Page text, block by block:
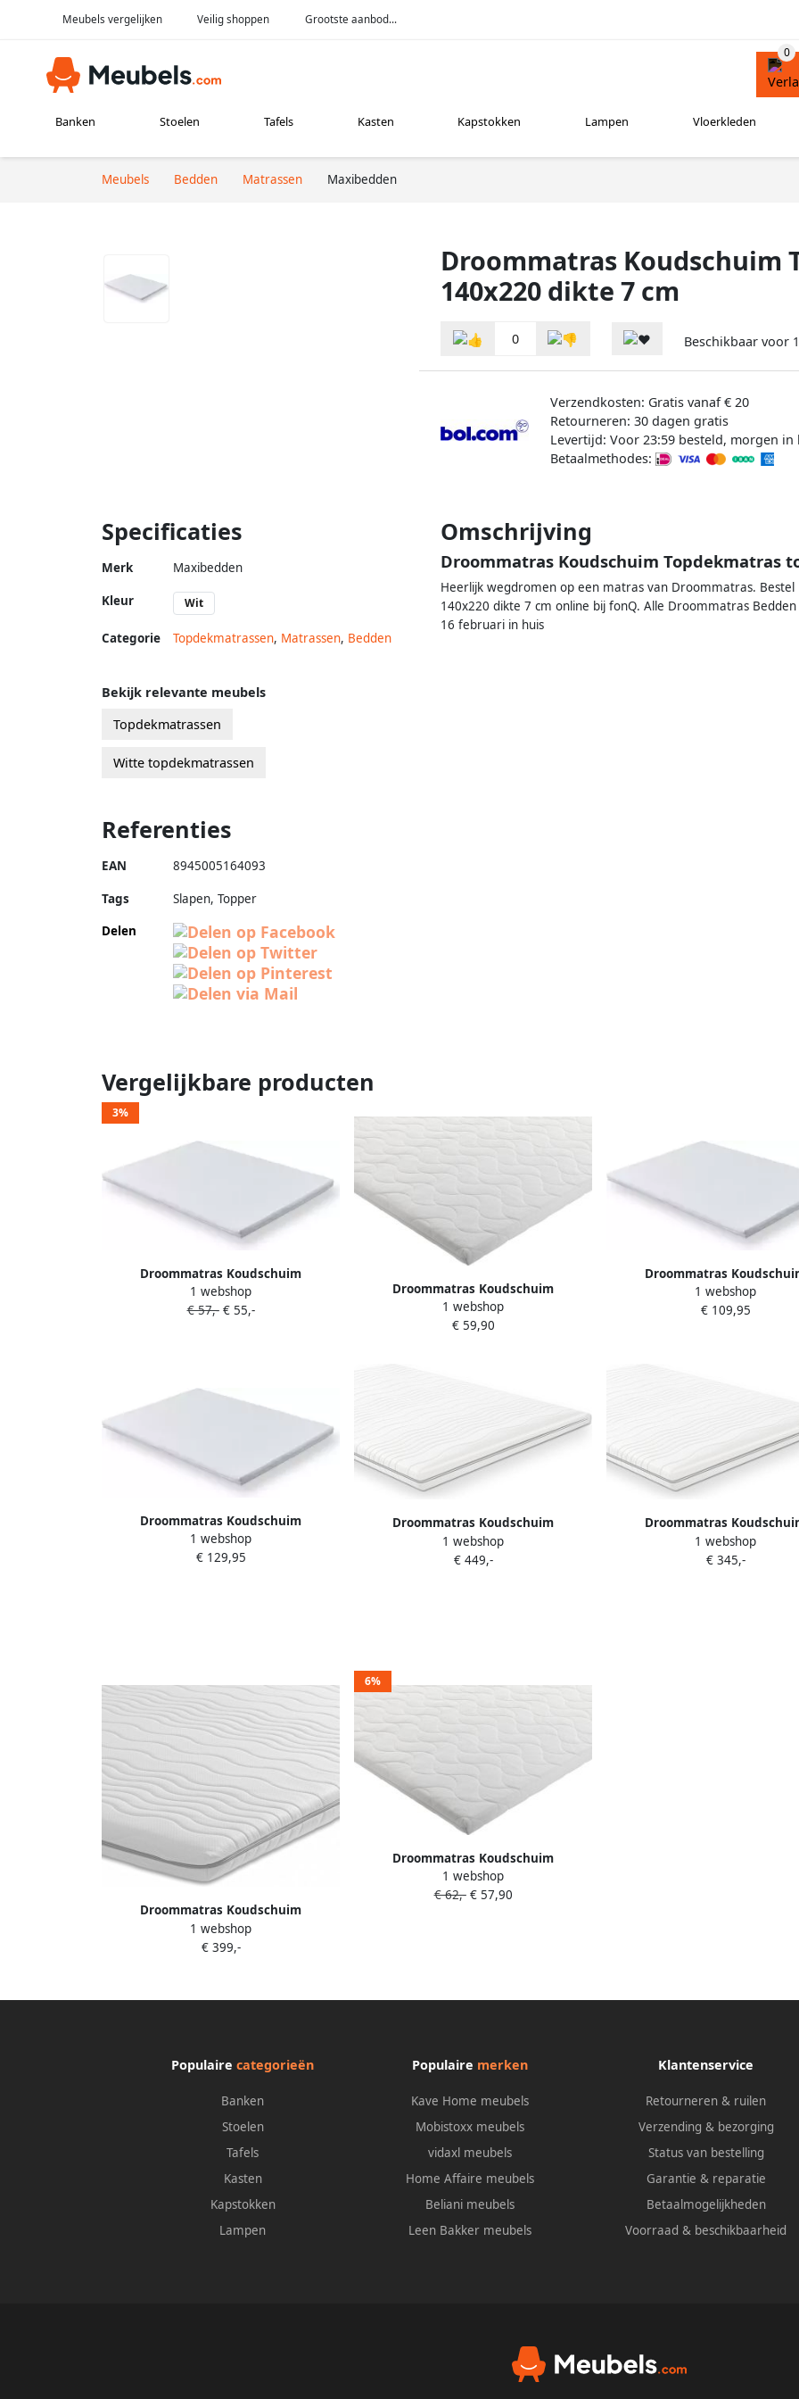
Meubels vergelijken Veilig shoppen Grootste aanbod...
Banken Stoelen Tafels Kasten Kapstokken Lampen Vloerkleden
Meubels Bedden Matrassen Maxibedden
Droommatras Koudschuim
140x220 dikte 7 cm
0 Beschikbaar voor
Verzendkosten: Gratis vanaf € 20
Retourneren: 30 dagen gratis
Levertijd: Voor 23:59 besteld, morgen in
Betaalmethodes:
Specificaties
Merk Maxibedden
Kleur Wit
Categorie Topdekmatrassen, Matrassen, Bedden
Omschrijving
Droommatras Koudschuim Topdekmatras
Heerlijk wegdromen op een matras van Droommatras.
140x220 dikte 7 cm online bij fonQ. Alle Droommatras
16 februari in huis
Bekijk relevante meubels
Topdekmatrassen
Witte topdekmatrassen
Referenties
EAN 8945005164093
Tags
Slapen, Topper
Delen
Vergelijkbare producten
3%
Droommatras Koudschuim
Topdekmatras topper 140x200 dikte 7
cm
1 webshop
€ 57,-€ 55,-
Droommatras Koudschuim
Topdekmatras topper 140x200 dikte 9
cm
1 webshop
€ 59,90
Droommatras
Topdekmatras topper
cm
1 webshop
€ 109,95
Droommatras Koudschuim
Topdekmatras topper 180x220 dikte 7
cm
1 webshop
€ 129,95
Droommatras Koudschuim
Topdekmatras topper 200x220 dikte 9
cm
1 webshop
€ 449,-
Droommatras
Topdekmatras topper
cm
1 webshop
€ 345,-
Droommatras Koudschuim
Topdekmatras topper 200x220 dikte 7
cm
1 webshop
€ 399,-
6%
Droommatras Koudschuim
Topdekmatras topper 180x210 dikte 9
cm
1 webshop
€ 62,-€ 57,90
Populairecategorieën
Banken
Stoelen
Tafels
Kasten
Kapstokken
Lampen
Populaire merken
Kave Home meubels
Mobistoxx meubels
vidaxl meubels
Home Affaire meubels
Beliani meubels
Leen Bakker meubels
Klantenservice
Retourneren & ruilen
Verzending & bezorging
Status van bestelling
Garantie & reparatie
Betaalmogelijkheden
Voorraad & beschikbaarheid